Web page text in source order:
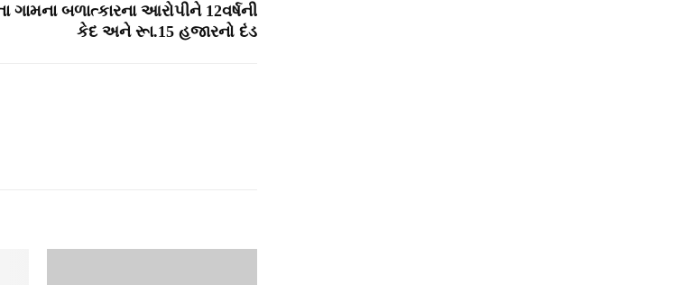
ગામના બળાત્‍કારના આરોપીને 12વર્ષની
કેદ અને રૂા.15 હજારનો દંડ